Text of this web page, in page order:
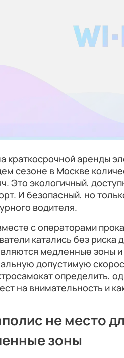
краткосрочной аренды
сезоне в Москве
Это экологичный,
И безопасный, но
водителя.
с операторами
катались без
медленные зоны
допустимую
определить,
на внимательность и
не место
зоны